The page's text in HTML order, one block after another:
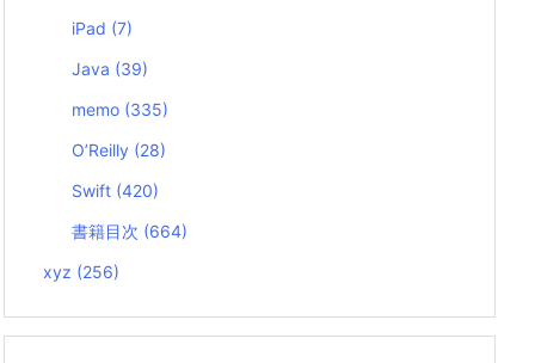
iPad (7)
Java (39)
memo (335)
O’Reilly (28)
Swift (420)
書籍目次 (664)
xyz (256)